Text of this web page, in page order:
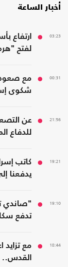
أخبار الساعة
03:23
ارتفاع
لفتح
00:31
مع صعود
شكوى
21:56
عن
للدفاع
19:21
كاتب
يدفعنا
19:10
"صاندي
تدفع
18:44
مع تزايد
القدس..